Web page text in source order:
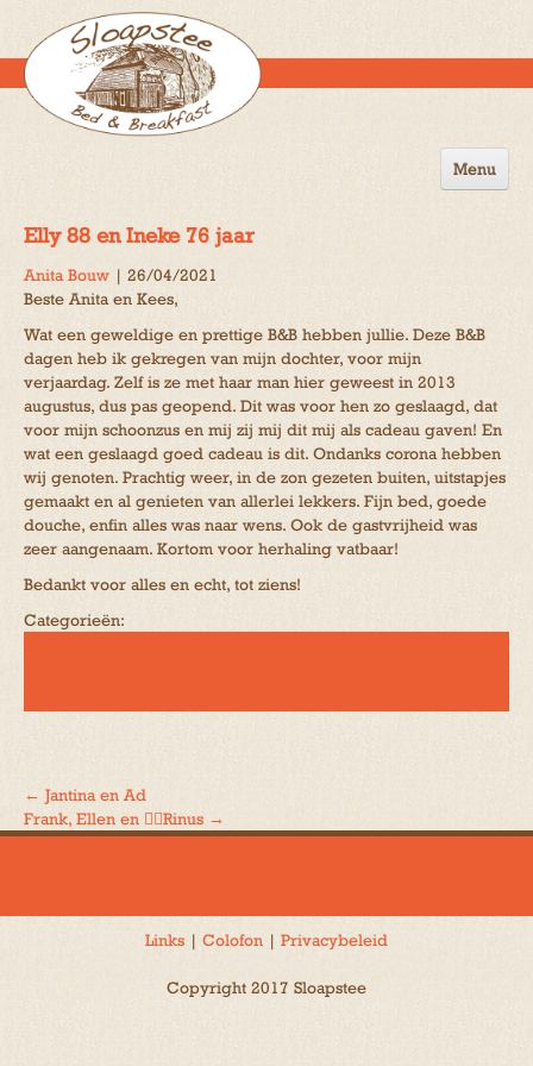
Menu
Activiteiten
Gastenboek
Reserveren
Contact
Elly 88 en Ineke 76 jaar
Anita Bouw | 26/04/2021
Beste Anita en Kees,
Wat een geweldige en prettige B&B hebben jullie. Deze B&B
dagen heb ik gekregen van mijn dochter, voor mijn
verjaardag. Zelf is ze met haar man hier geweest in 2013
augustus, dus pas geopend. Dit was voor hen zo geslaagd, dat
voor mijn schoonzus en mij zij mij dit mij als cadeau gaven! En
wat een geslaagd goed cadeau is dit. Ondanks corona hebben
wij genoten. Prachtig weer, in de zon gezeten buiten, uitstapjes
gemaakt en al genieten van allerlei lekkers. Fijn bed, goede
douche, enfin alles was naar wens. Ook de gastvrijheid was
zeer aangenaam. Kortom voor herhaling vatbaar!
Bedankt voor alles en echt, tot ziens!
Categorieën:
Bericht
← Jantina en Ad
Frank, Ellen en 🐕‍🦺Rinus →
Links | Colofon | Privacybeleid
Copyright 2017 Sloapstee